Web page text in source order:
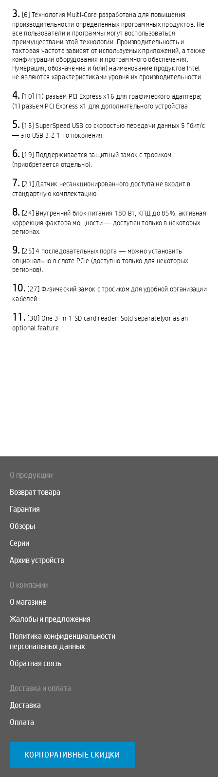
[6] Технология Multi-Core разработана для повышения
производительности определенных программных продуктов. Не
все пользователи и программы могут воспользоваться
преимуществами этой технологии. Производительность и
тактовая частота зависят от используемых приложений, а также
конфигурации оборудования и программного обеспечения.
Нумерация, обозначение и (или) наименование продуктов Intel
не являются характеристиками уровня их производительности.
[10] (1) разъем PCI Express x16 для графического адаптера;
(1) разъем PCI Express x1 для дополнительного устройства.
[15] SuperSpeed USB со скоростью передачи данных 5 Гбит/с
— это USB 3.2 1-го поколения.
[19] Поддерживается защитный замок с тросиком
(приобретается отдельно).
[21] Датчик несанкционированного доступа не входит в
стандартную комплектацию.
[24] Внутренний блок питания 180 Вт, КПД до 85%, активная
коррекция фактора мощности — доступен только в некоторых
регионах.
[25] 4 последовательных порта — можно установить
опционально в слоте PCIe (доступно только для некоторых
регионов).
[27] Физический замок с тросиком для удобной организации
кабелей.
[30] One 3-in-1 SD card reader: Sold separatelyor as an
optional feature.
О продукции
Возврат товара
Гарантия
Обзоры
Серии
Архив устройств
О компании
О магазине
Жалобы и предложения
Политика конфиденциальности
персональных данных
Обратная связь
Доставка и оплата
Доставка
Оплата
КОРПОРАТИВНЫЕ СКИДКИ